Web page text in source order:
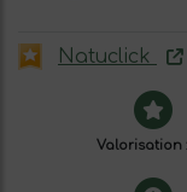
Natuclick
Valorisation